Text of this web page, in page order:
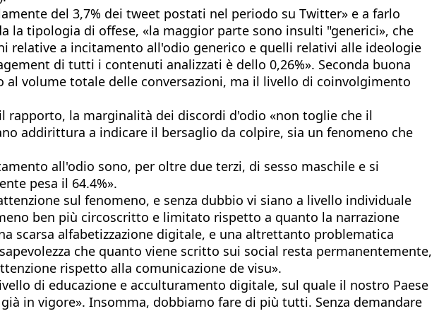
del 3,7% dei tweet postati nel periodo su Twitter» e a farlo
la tipologia di offese, «la maggior parte sono insulti "generici», che
relative a incitamento all'odio generico e quelli relativi alle ideologie
di tutti i contenuti analizzati è dello 0,26%». Seconda buona
volume totale delle conversazioni, ma il livello di coinvolgimento
rapporto, la marginalità dei discordi d'odio «non toglie che il
addirittura a indicare il bersaglio da colpire, sia un fenomeno che
all'odio sono, per oltre due terzi, di sesso maschile e si
pesa il 64.4%».
sul fenomeno, e senza dubbio vi siano a livello individuale
ben più circoscritto e limitato rispetto a quanto la narrazione
scarsa alfabetizzazione digitale, e una altrettanto problematica
che quanto viene scritto sui social resta permanentemente,
rispetto alla comunicazione de visu».
di educazione e acculturamento digitale, sul quale il nostro Paese
in vigore». Insomma, dobbiamo fare di più tutti. Senza demandare